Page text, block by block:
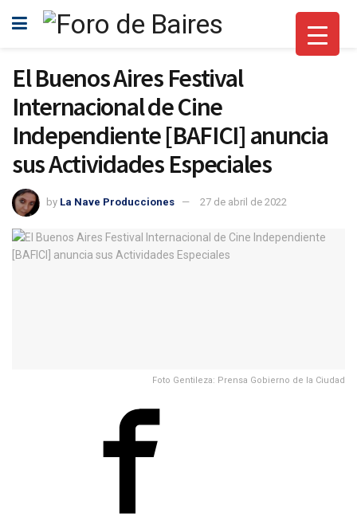
El Buenos Aires Festival
Internacional de Cine
Independiente [BAFICI] anuncia
sus Actividades Especiales
by La Nave Producciones 27 de abril de 2022
Foto Gentileza: Prensa Gobierno de la Ciudad